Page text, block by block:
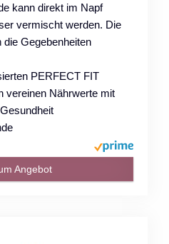
kann direkt im Napf
vermischt werden. Die
die Gegebenheiten
PERFECT FIT
vereinen Nährwerte mit
Angebot